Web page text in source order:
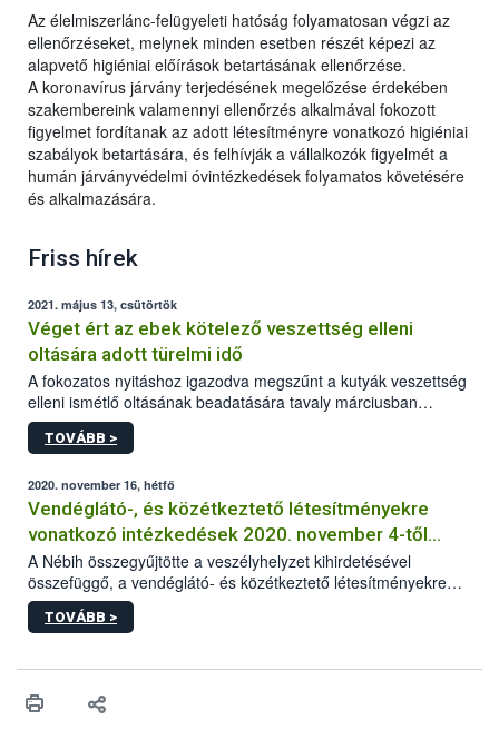
Az élelmiszerlánc-felügyeleti hatóság folyamatosan végzi az
ellenőrzéseket, melynek minden esetben részét képezi az
alapvető higiéniai előírások betartásának ellenőrzése.
A koronavírus járvány terjedésének megelőzése érdekében
szakembereink valamennyi ellenőrzés alkalmával fokozott
figyelmet fordítanak az adott létesítményre vonatkozó higiéniai
szabályok betartására, és felhívják a vállalkozók figyelmét a
humán járványvédelmi óvintézkedések folyamatos követésére
és alkalmazására.
Friss hírek
2021. május 13, csütörtök
Véget ért az ebek kötelező veszettség elleni
oltására adott türelmi idő
A fokozatos nyitáshoz igazodva megszűnt a kutyák veszettség
elleni ismétlő oltásának beadatására tavaly márciusban
elrendelt türelmi idő. A hatóság kéri az érintett kutyatartókat,
hogy lehetőség szerint mielőbb pótolják állatuknál az
TOVÁBB >
2020. november 16, hétfő
Vendéglátó-, és közétkeztető létesítményekre
vonatkozó intézkedések 2020. november 4-től
visszavonásig
A Nébih összegyűjtötte a veszélyhelyzet kihirdetésével
összefüggő, a vendéglátó- és közétkeztető létesítményekre
vonatkozó legfontosabb és aktuális információkat.
TOVÁBB >